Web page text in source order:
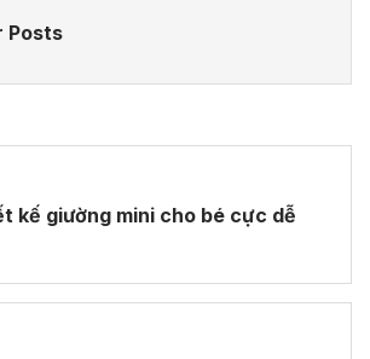
Posts
kế giường mini cho bé cực dễ